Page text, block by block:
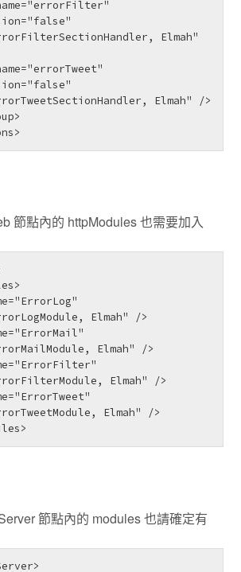
Elmah"
Elmah" />
節點內的 httpModules 也需要加入
Elmah" />
Elmah" />
Elmah" />
Elmah" />
節點內的 modules 也請確定有